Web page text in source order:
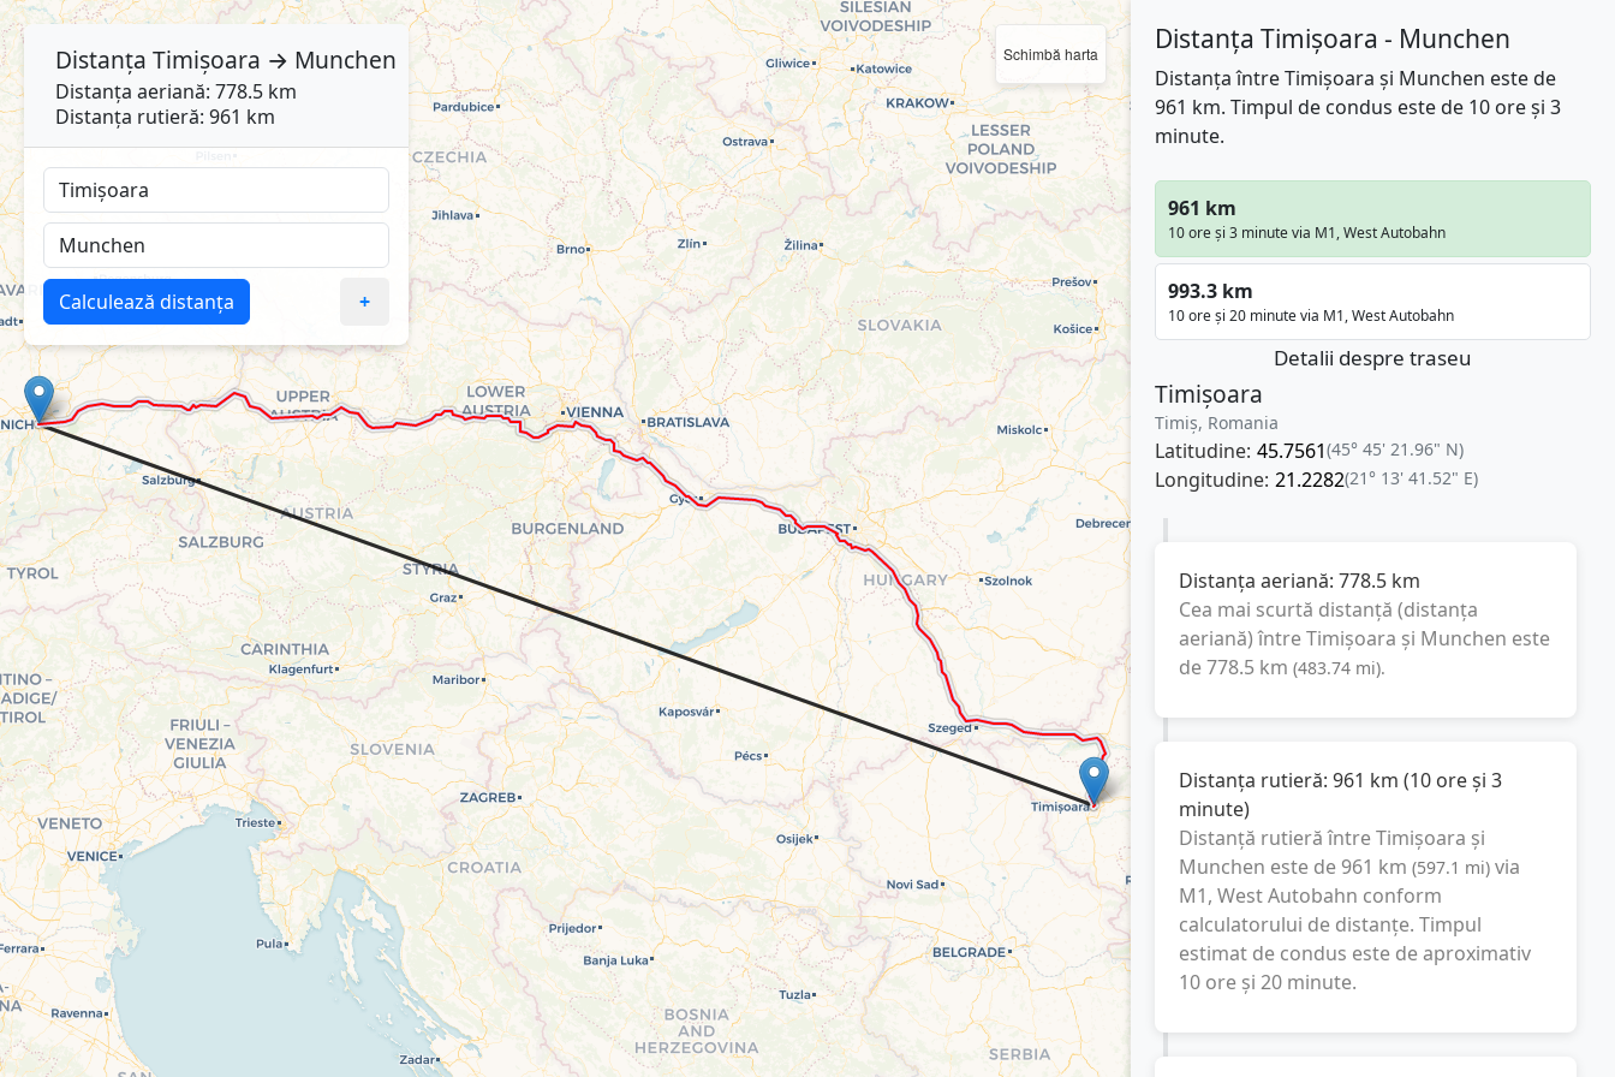
Schimbă harta Distanța Timișoara - Munchen
Distanța între Timișoara și Munchen este de
961 km. Timpul de condus este de 10 ore și 3
minute.
961 km
10 ore și 3 minute via M1, West Autobahn
993.3 km
10 ore și 20 minute via M1, West Autobahn
Detalii despre traseu
Timișoara
Timiș, Romania
Latitudine: 45.7561(45° 45' 21.96" N)
Longitudine: 21.2282(21° 13' 41.52" E)
Distanța aeriană: 778.5 km
Cea mai scurtă distanță (distanța
aeriană) întreTimișoara și Munchen este
de778.5 km (483.74 mi).
Distanța rutieră: 961 km (10 ore și 3
minute)
Distanță rutieră întreTimișoara și
Munchen este de 961 km (597.1 mi) via
M1, West Autobahn conform
calculatorului de distanțe. Timpul
estimat de condus este de aproximativ
10 ore și 20 minute.
Distanța Timișoara → Munchen
Distanța aeriană: 778.5 km
Distanța rutieră: 961 km
Calculează distanța +